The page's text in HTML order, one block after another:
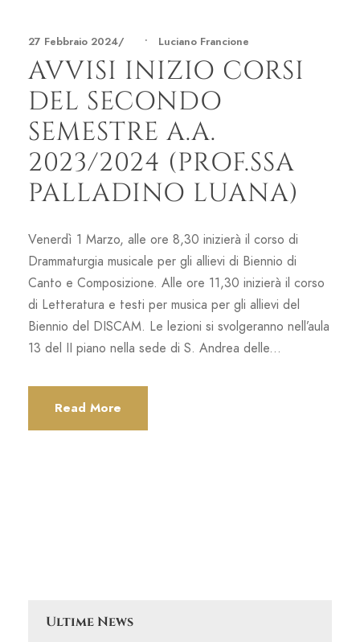
27 Febbraio 2024 • Luciano Francione
AVVISI INIZIO CORSI
DEL SECONDO
SEMESTRE A.A.
2023/2024 (PROF.SSA
PALLADINO LUANA)
Venerdì 1 Marzo, alle ore 8,30 inizierà il corso di
Drammaturgia musicale per gli allievi di Biennio di
Canto e Composizione. Alle ore 11,30 inizierà il corso
di Letteratura e testi per musica per gli allievi del
Biennio del DISCAM. Le lezioni si svolgeranno nell’aula
13 del II piano nella sede di S. Andrea delle...
Read More
Ultime News